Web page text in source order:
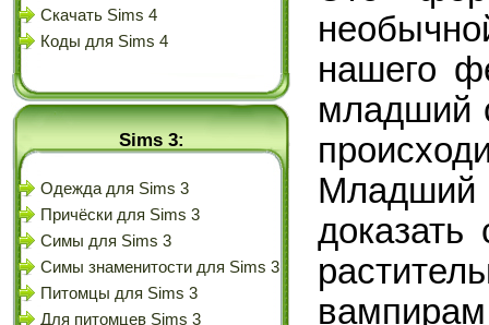
Скачать Sims 4
Коды для Sims 4
Sims 3:
Одежда для Sims 3
Причёски для Sims 3
Симы для Sims 3
Симы знаменитости для Sims 3
Питомцы для Sims 3
Для питомцев Sims 3
нашего
младший